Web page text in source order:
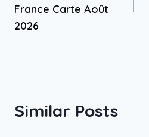
France Carte Août
2026
Similar Posts